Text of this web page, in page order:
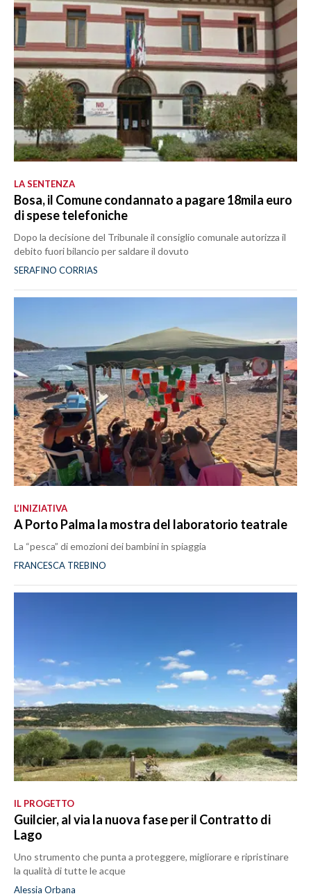
LA SENTENZA
Bosa, il Comune condannato a pagare 18mila euro
di spese telefoniche
Dopo la decisione del Tribunale il consiglio comunale autorizza il
debito fuori bilancio per saldare il dovuto
SERAFINO CORRIAS
L’INIZIATIVA
A Porto Palma la mostra del laboratorio teatrale
La “pesca” di emozioni dei bambini in spiaggia
FRANCESCA TREBINO
IL PROGETTO
Guilcier, al via la nuova fase per il Contratto di
Lago
Uno strumento che punta a proteggere, migliorare e ripristinare
la qualità di tutte le acque
Alessia Orbana